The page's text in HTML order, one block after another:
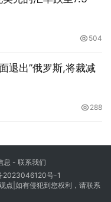
504
退出”俄罗斯,将裁减
288
息 - 联系我们
2023046120号-1
点|如有侵犯到您权利，请联系